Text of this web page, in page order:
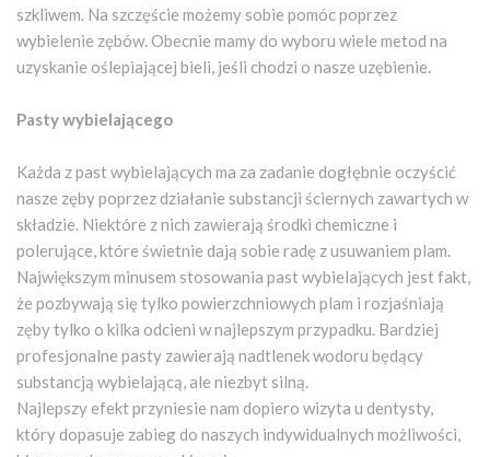
szkliwem. Na szczęście możemy sobie pomóc poprzez
wybielenie zębów. Obecnie mamy do wyboru wiele metod na
uzyskanie oślepiającej bieli, jeśli chodzi o nasze uzębienie.
Pasty wybielającego
Każda z past wybielających ma za zadanie dogłębnie oczyścić
nasze zęby poprzez działanie substancji ściernych zawartych w
składzie. Niektóre z nich zawierają środki chemiczne i
polerujące, które świetnie dają sobie radę z usuwaniem plam.
Największym minusem stosowania past wybielających jest fakt,
że pozbywają się tylko powierzchniowych plam i rozjaśniają
zęby tylko o kilka odcieni w najlepszym przypadku. Bardziej
profesjonalne pasty zawierają nadtlenek wodoru będący
substancją wybielającą, ale niezbyt silną.
Najlepszy efekt przyniesie nam dopiero wizyta u dentysty,
który dopasuje zabieg do naszych indywidualnych możliwości,